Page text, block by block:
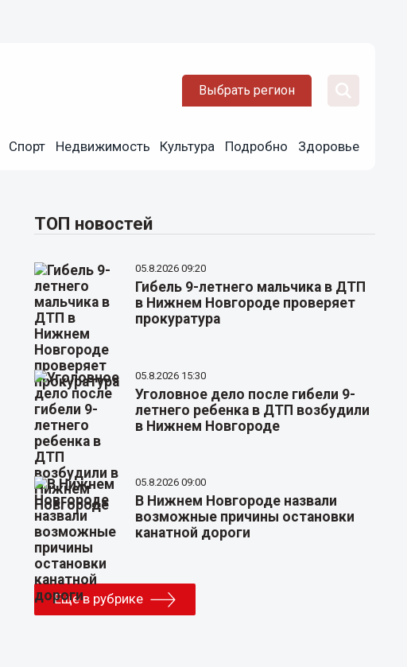
Выбрать регион
Спорт Недвижимость Культура Подробно Здоровье
ТОП новостей
05.8.2026 09:20
Гибель 9-летнего мальчика в ДТП
в Нижнем Новгороде проверяет
прокуратура
05.8.2026 15:30
Уголовное дело после гибели 9-
летнего ребенка в ДТП возбудили
в Нижнем Новгороде
05.8.2026 09:00
В Нижнем Новгороде назвали
возможные причины остановки
канатной дороги
Еще в рубрике